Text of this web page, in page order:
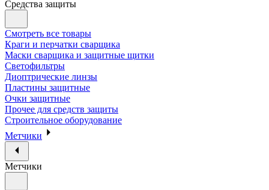
Средства защиты
Смотреть все товары
Краги и перчатки сварщика
Маски сварщика и защитные щитки
Светофильтры
Диоптрические линзы
Пластины защитные
Очки защитные
Прочее для средств защиты
Строительное оборудование
Метчики
Метчики